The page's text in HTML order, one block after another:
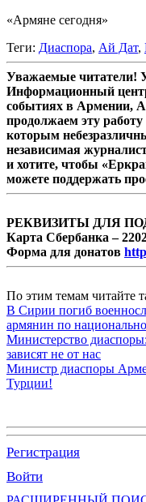
«Армяне сегодня»
Теги: Диаспора, Ай Дат,
Уважаемые читатели!
Информационный
событиях в Армении,
продолжаем эту
которым
независимая
и хотите, чтобы
можете поддержать
РЕКВИЗИТЫ ДЛЯ
Карта Сбербанка –
Форма для донатов
По этим темам читайте
В Сирии погиб
армянин по
Министерство
зависят не от нас
Министр диаспоры
Турции!
Регистрация
Войти